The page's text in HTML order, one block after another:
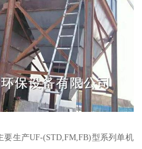
生产UF-(STD,FM,FB)型系列单机